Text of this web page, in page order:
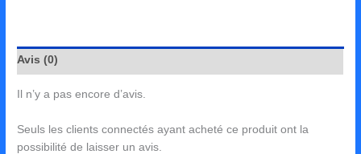
Avis (0)
Il n’y a pas encore d’avis.
Seuls les clients connectés ayant acheté ce produit ont la
possibilité de laisser un avis.